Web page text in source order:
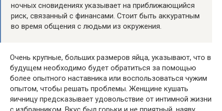
ночных сновидениях указывает на приближающийся
риск, связанный с финансами. Стоит быть аккуратным
во время общения с людьми из окружения.
Очень крупные, больших размеров яйца, указывают, что в
будущем необходимо будет обратиться за помощью
более опытного наставника или воспользоваться чужим
опытом, чтобы решать проблемы. Женщине кушать
яичницу предсказывает удовольствие от интимной жизни